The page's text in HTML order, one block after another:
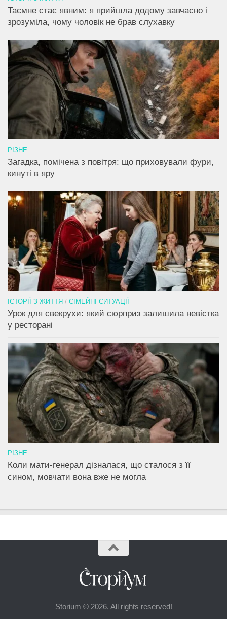
Таємне стає явним: я прийшла додому завчасно і
зрозуміла, чому чоловік не брав слухавку
РІЗНЕ
Загадка, помічена з повітря: що приховували фури,
кинуті в яру
ІСТОРІЇ З ЖИТТЯ / СІМЕЙНІ СИТУАЦІЇ
Урок для свекрухи: який сюрприз залишила невістка
у ресторані
РІЗНЕ
Коли мати-генерал дізналася, що сталося з її
сином, мовчати вона вже не могла
Storium © 2026. All rights reserved!